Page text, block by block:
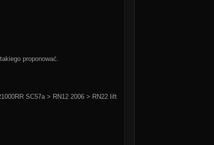
proponować.
SC57a > RN12 2006 > RN22 lift